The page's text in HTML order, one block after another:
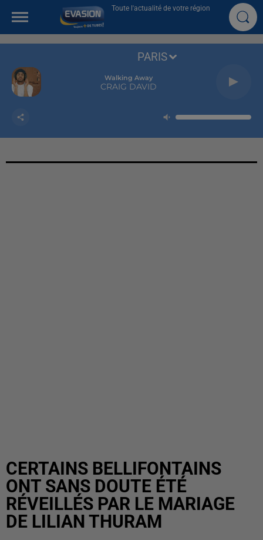
Toute l'actualité de votre région
Walking Away
CRAIG DAVID
PARIS
CERTAINS BELLIFONTAINS
ONT SANS DOUTE ÉTÉ
RÉVEILLÉS PAR LE MARIAGE
DE LILIAN THURAM